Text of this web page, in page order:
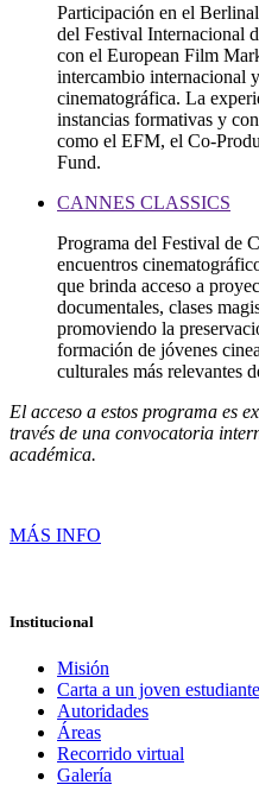
Participación en el
del Festival Internacional
con el European Film
intercambio internacional
cinematográfica. La
instancias formativas y
como el EFM, el Co-
Fund.
CANNES CLASSICS
Programa del Festival de
encuentros
que brinda acceso a
documentales, clases
promoviendo la
formación de jóvenes
culturales más relevantes
El acceso a estos programa es
través de una convocatoria
académica.
MÁS INFO
Institucional
Misión
Carta a un joven
Autoridades
Áreas
Recorrido virtual
Galería